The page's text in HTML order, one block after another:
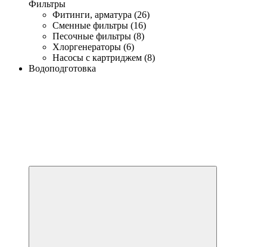
Фильтры
Фитинги, арматура (26)
Сменные фильтры (16)
Песочные фильтры (8)
Хлоргенераторы (6)
Насосы с картриджем (8)
Водоподготовка